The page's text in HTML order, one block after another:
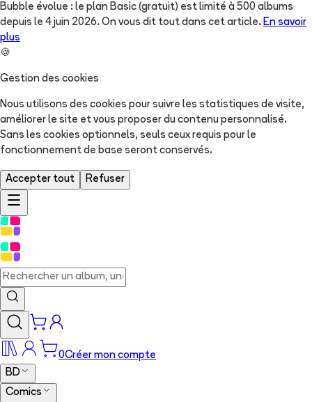
Bubble évolue : le plan Basic (gratuit) est limité à 500 albums
depuis le 4 juin 2026. On vous dit tout dans cet article. En savoir
plus
🍪
Gestion des cookies
Nous utilisons des cookies pour suivre les statistiques de visite,
améliorer le site et vous proposer du contenu personnalisé.
Sans les cookies optionnels, seuls ceux requis pour le
fonctionnement de base seront conservés.
Accepter tout Refuser
0Créer mon compte
BD
Comics